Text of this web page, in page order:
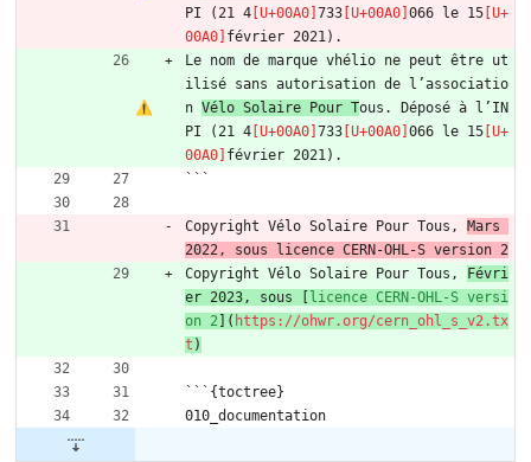
PI (21 4
733
066 le 15
février 2021).
Le nom de marque vhélio ne peut être ut
ilisé sans autorisation de l’associatio
n Vélo Solaire Pour Tous. Déposé à l’IN
PI (21 4
733
066 le 15
février 2021).
```
Copyright Vélo Solaire Pour Tous, Mars
2022, sous licence CERN-OHL-S version 2
Copyright Vélo Solaire Pour Tous,
Févri
er 2023, sous [
licence CERN-OHL-S versi
on 2 ]( https://ohwr.org/cern_ohl_s_v2.tx
t )
```{toctree}
010_documentation